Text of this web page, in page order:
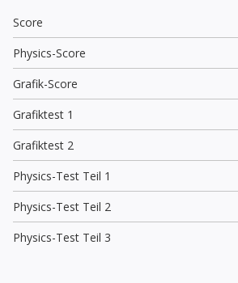
Score
Physics-Score
Grafik-Score
Grafiktest 1
Grafiktest 2
Physics-Test Teil 1
Physics-Test Teil 2
Physics-Test Teil 3